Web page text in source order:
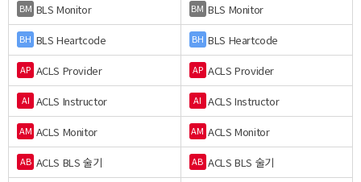
BM BLS Monitor BM BLS Monitor
BH BLS Heartcode BH BLS Heartcode
AP ACLS Provider AP ACLS Provider
AI ACLS Instructor AI ACLS Instructor
AM ACLS Monitor AM ACLS Monitor
AB ACLS BLS 술기 AB ACLS BLS 술기